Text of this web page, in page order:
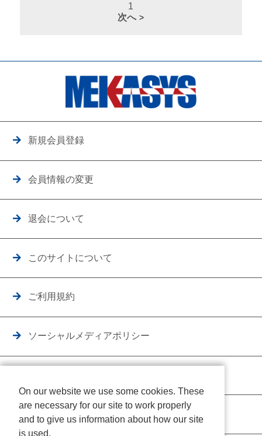
1
次へ
新規会員登録
会員情報の変更
退会について
このサイトについて
ご利用規約
ソーシャルメディアポリシー
クッキーポリシー
On our website we use some cookies. These
are necessary for our site to work properly
and to give us information about how our site
is used.